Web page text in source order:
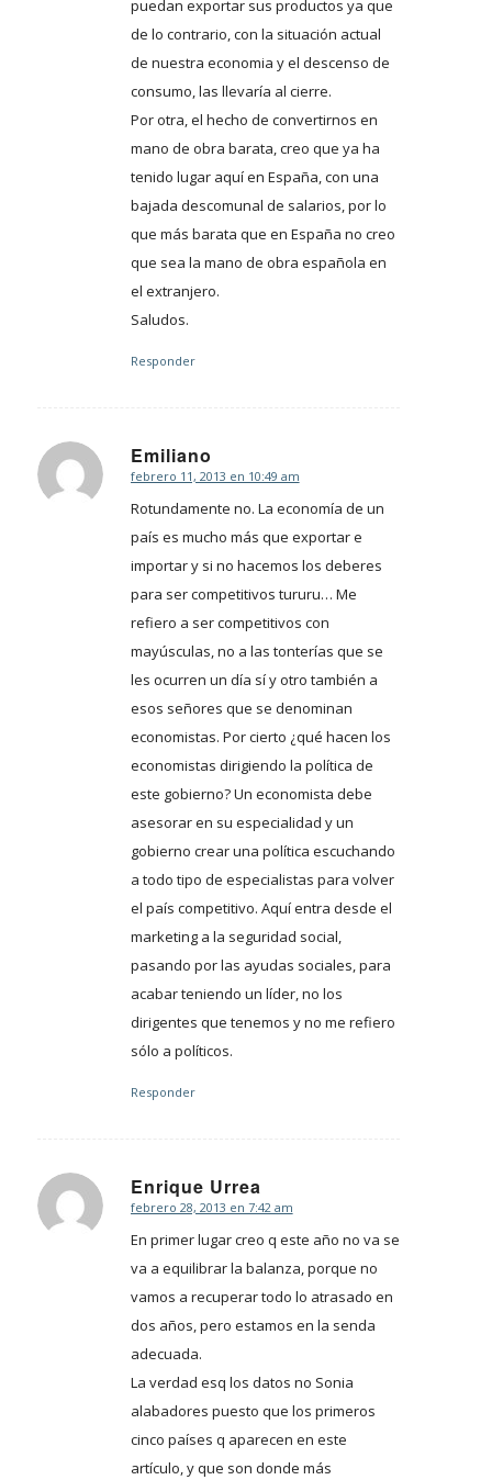
puedan exportar sus productos ya que
de lo contrario, con la situación actual
de nuestra economia y el descenso de
consumo, las llevaría al cierre.
Por otra, el hecho de convertirnos en
mano de obra barata, creo que ya ha
tenido lugar aquí en España, con una
bajada descomunal de salarios, por lo
que más barata que en España no creo
que sea la mano de obra española en
el extranjero.
Saludos.
Responder
Emiliano
Dice:
febrero 11, 2013 en 10:49 am
Rotundamente no. La economía de un
país es mucho más que exportar e
importar y si no hacemos los deberes
para ser competitivos tururu… Me
refiero a ser competitivos con
mayúsculas, no a las tonterías que se
les ocurren un día sí y otro también a
esos señores que se denominan
economistas. Por cierto ¿qué hacen los
economistas dirigiendo la política de
este gobierno? Un economista debe
asesorar en su especialidad y un
gobierno crear una política escuchando
a todo tipo de especialistas para volver
el país competitivo. Aquí entra desde el
marketing a la seguridad social,
pasando por las ayudas sociales, para
acabar teniendo un líder, no los
dirigentes que tenemos y no me refiero
sólo a políticos.
Responder
Enrique Urrea
Dice:
febrero 28, 2013 en 7:42 am
En primer lugar creo q este año no va se
va a equilibrar la balanza, porque no
vamos a recuperar todo lo atrasado en
dos años, pero estamos en la senda
adecuada.
La verdad esq los datos no Sonia
alabadores puesto que los primeros
cinco países q aparecen en este
artículo, y que son donde más